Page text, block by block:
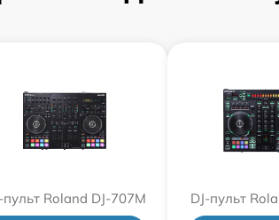
пульт Roland DJ-707M DJ-пульт